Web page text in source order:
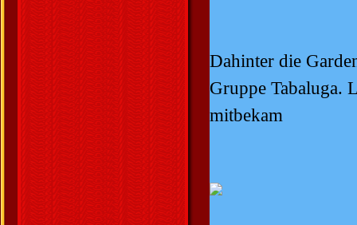
Dahinter die
Gruppe Tabaluga.
mitbekam